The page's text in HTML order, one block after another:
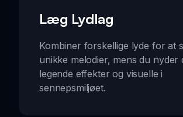
Læg Lydlag
Kombiner forskellige lyde for at
unikke melodier, mens du nyder
legende effekter og visuelle i
sennepsmiljøet.